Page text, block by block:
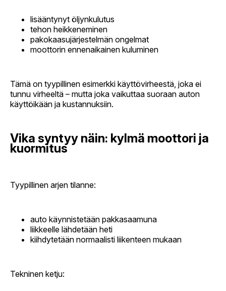
lisääntynyt öljynkulutus
tehon heikkeneminen
pakokaasujärjestelmän ongelmat
moottorin ennenaikainen kuluminen
Tämä on tyypillinen esimerkki käyttövirheestä, joka ei
tunnu virheeltä – mutta joka vaikuttaa suoraan auton
käyttöikään ja kustannuksiin.
Vika syntyy näin: kylmä moottori ja
kuormitus
Tyypillinen arjen tilanne:
auto käynnistetään pakkasaamuna
liikkeelle lähdetään heti
kiihdytetään normaalisti liikenteen mukaan
Tekninen ketju: